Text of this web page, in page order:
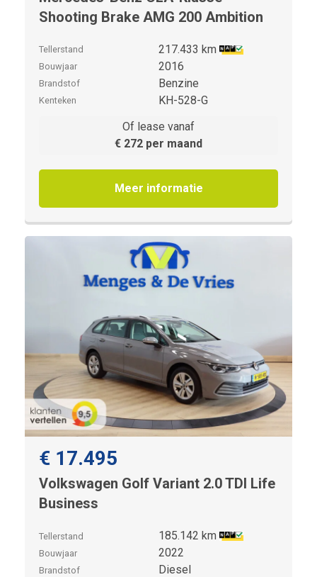
Shooting Brake AMG 200 Ambition
Tellerstand 217.433 km
Bouwjaar 2016
Brandstof Benzine
Kenteken
KH-528-G
Of lease vanaf
€ 272 per maand
Meer informatie
€ 17.495
Volkswagen Golf Variant 2.0 TDI Life
Business
Tellerstand 185.142 km
Bouwjaar 2022
Brandstof Diesel